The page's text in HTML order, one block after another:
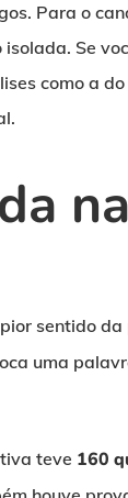
Para o
Se
como a do
na
sentido
uma
teve 160